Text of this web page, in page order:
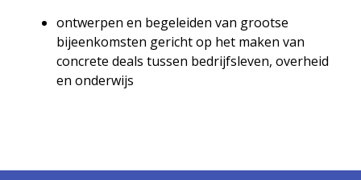
ontwerpen en begeleiden van grootse
bijeenkomsten gericht op het maken van
concrete deals tussen bedrijfsleven, overheid
en onderwijs